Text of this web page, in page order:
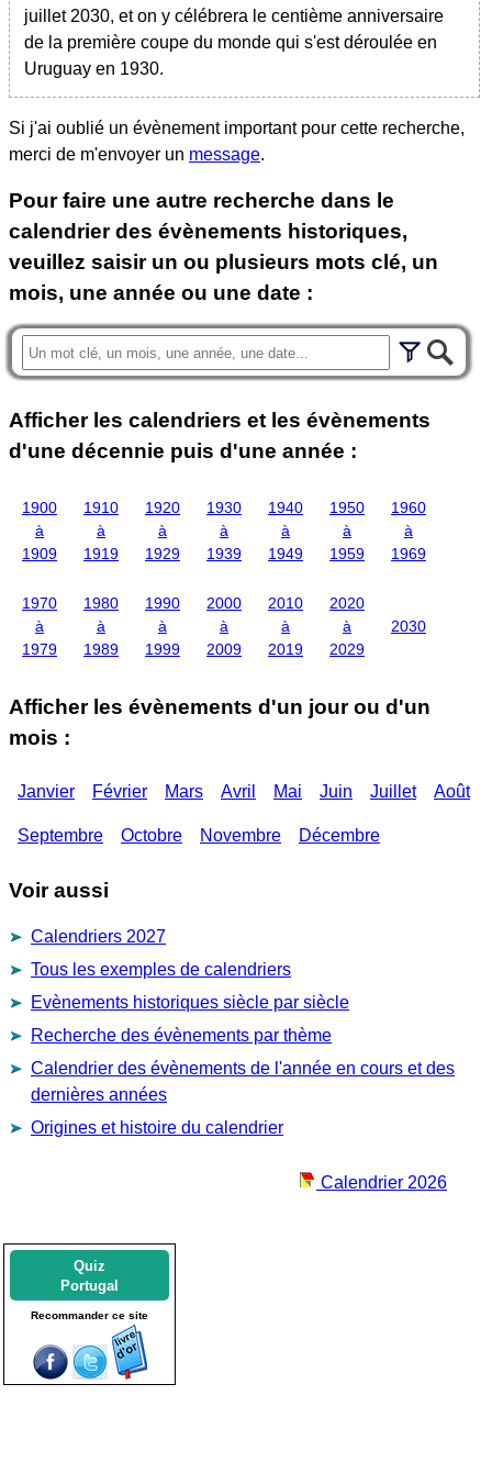
juillet 2030, et on y célébrera le centième anniversaire
de la première coupe du monde qui s'est déroulée en
Uruguay en 1930.
Si j'ai oublié un évènement important pour cette recherche,
merci de m'envoyer un message.
Pour faire une autre recherche dans le
calendrier des évènements historiques,
veuillez saisir un ou plusieurs mots clé, un
mois, une année ou une date :
Afficher les calendriers et les évènements
d'une décennie puis d'une année :
1900
à
1909
1910
à
1919
1920
à
1929
1930
à
1939
1940
à
1949
1950
à
1959
1960
à
1969
1970
à
1979
1980
à
1989
1990
à
1999
2000
à
2009
2010
à
2019
2020
à
2029
2030
Afficher les évènements d'un jour ou d'un
mois :
Janvier Février Mars Avril Mai Juin Juillet Août
Septembre Octobre Novembre Décembre
Voir aussi
Calendriers 2027
Tous les exemples de calendriers
Evènements historiques siècle par siècle
Recherche des évènements par thème
Calendrier des évènements de l'année en cours et des
dernières années
Origines et histoire du calendrier
Calendrier 2026
Quiz
Portugal
Recommander ce site